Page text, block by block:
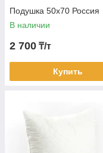
Подушка 50х70 Россия
В наличии
2 700 ₸/т
Купить